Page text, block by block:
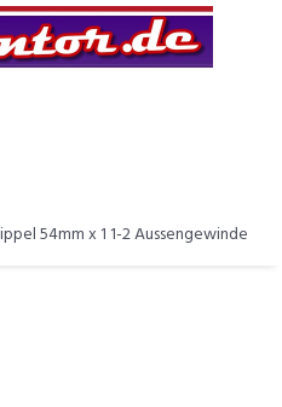
54mm x 1 1-2 Aussengewinde